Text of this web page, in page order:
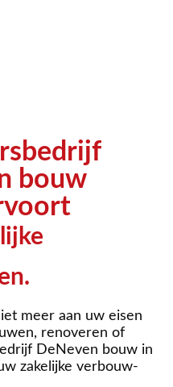
bouw
meer aan uw eisen
renoveren of
DeNeven bouw in
zakelijke verbouw-